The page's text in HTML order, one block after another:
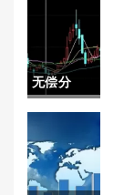
无偿分
享！外盘
期货喊单
直播室：